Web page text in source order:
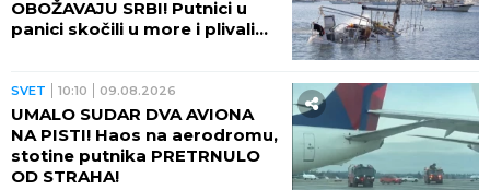
OBOŽAVAJU SRBI! Putnici u
panici skočili u more i plivali
SVET 10:10 09.08.2026
UMALO SUDAR DVA AVIONA
NA PISTI! Haos na aerodromu,
stotine putnika PRETRNULO
OD STRAHA!